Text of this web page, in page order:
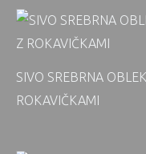
SIVO SREBRNA
ROKAVIČKAMI